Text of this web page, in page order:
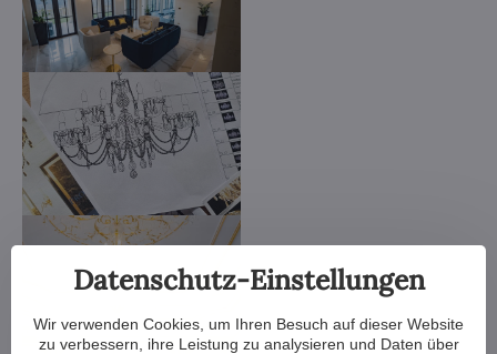
Datenschutz-Einstellungen
Wir verwenden Cookies, um Ihren Besuch auf dieser Website
zu verbessern, ihre Leistung zu analysieren und Daten über